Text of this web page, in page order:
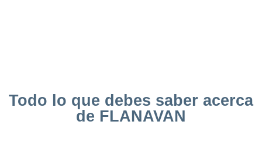
Todo lo que debes saber acerca
de FLANAVAN